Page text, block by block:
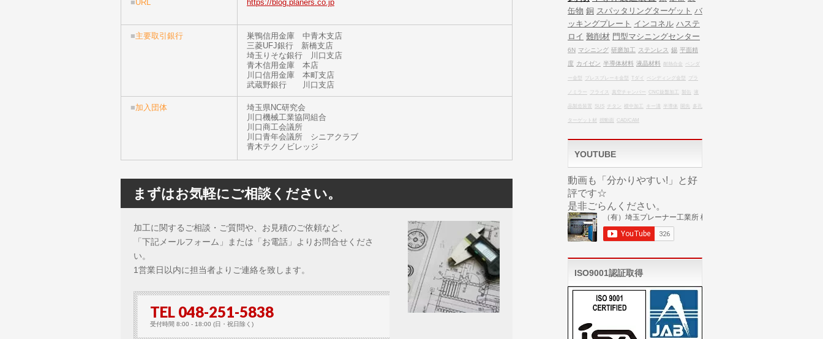
■URL https://blog.planers.co.jp
■主要取引銀行
巣鴨信用金庫 中青木支店
三菱UFJ銀行 新橋支店
埼玉りそな銀行 川口支店
青木信用金庫 本店
川口信用金庫 本町支店
武蔵野銀行 川口支店
■加入団体
埼玉県NC研究会
川口機械工業協同組合
川口商工会議所
川口青年会議所 シニアクラブ
青木テクノビレッジ
まずはお気軽にご相談ください。
加工に関するご相談・ご質問や、お見積のご依頼など、
「下記メールフォーム」または「お電話」よりお問合せくださ
い。
1営業日以内に担当者よりご連絡を致します。
TEL 048-251-5838
受付時間 8:00 - 18:00 (日・祝日除く)
缶物 銅 スパッタリングターゲット バ
ッキングプレート インコネル ハステ
ロイ 難削材 門型マシニングセンター
6N マシニング 研磨加工 ステンレス 錫 平面精
度 カイゼン 半導体材料 液晶材料 耐熱合金 ベンダ
ー金型 プレスブレーキ金型 Tダイ ベンディング金型 プラ
ノミラー フライス 真空チャンバー CNC旋盤加工 製缶 液
晶製造装置 SUS チタン 横中加工 キー溝 半導体 開先 多孔
ターゲット材 摺動面 CAD/CAM
YOUTUBE
動画も「分かりやすい!」と好
評です☆
是非ごらんください。
ISO9001認証取得